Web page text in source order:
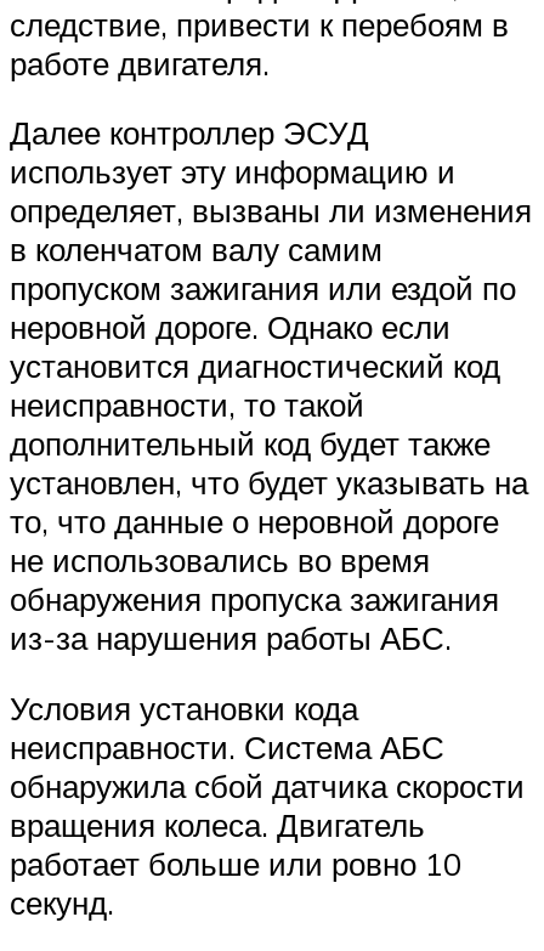
следствие, привести к перебоям в
работе двигателя.
Далее контроллер ЭСУД
использует эту информацию и
определяет, вызваны ли изменения
в коленчатом валу самим
пропуском зажигания или ездой по
неровной дороге. Однако если
установится диагностический код
неисправности, то такой
дополнительный код будет также
установлен, что будет указывать на
то, что данные о неровной дороге
не использовались во время
обнаружения пропуска зажигания
из-за нарушения работы АБС.
Условия установки кода
неисправности. Система АБС
обнаружила сбой датчика скорости
вращения колеса. Двигатель
работает больше или ровно 10
секунд.